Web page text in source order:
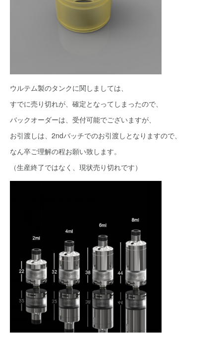
ウルテム製のタンクに関しましては、
すでに売り切れが、確定となってしまったので、
バックオーダーは、受付可能でございますが、
お引渡しは、2ndバッチでのお引渡しとなりますので、
なん卒ご理解の程お願い致します。
（生産終了ではなく、現状売り切れです）